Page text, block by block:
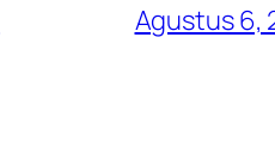
Agustus 6,